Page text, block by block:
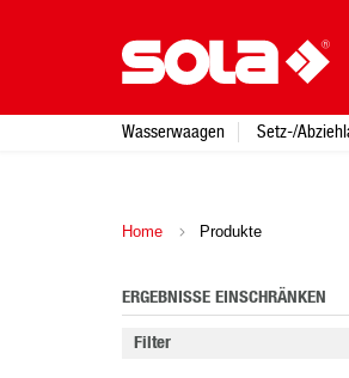
Home Produkte
ERGEBNISSE EINSCHRÄNKEN
Filter
Wasserwaagen Setz-/